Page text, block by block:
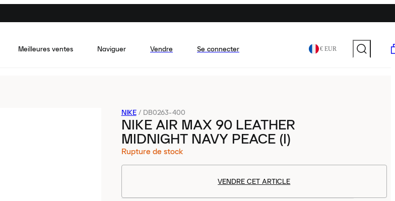
Meilleures ventes Naviguer Vendre Se connecter € EUR
NIKE / DB0263-400
NIKE AIR MAX 90 LEATHER
MIDNIGHT NAVY PEACE (I)
Rupture de stock
VENDRE CET ARTICLE